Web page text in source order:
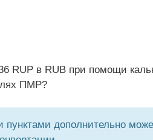
RUP в RUB при помощи
ПМР?
дополнительно